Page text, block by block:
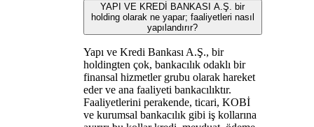
YAPI VE KREDİ BANKASI A.Ş. bir
holding olarak ne yapar; faaliyetleri nasıl
yapılandırır?
Yapı ve Kredi Bankası A.Ş., bir
holdingten çok, bankacılık odaklı bir
finansal hizmetler grubu olarak hareket
eder ve ana faaliyeti bankacılıktır.
Faaliyetlerini perakende, ticari, KOBİ
ve kurumsal bankacılık gibi iş kollarına